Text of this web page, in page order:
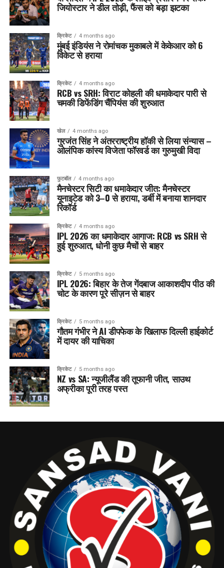
जियोस्टार ने डील तोड़ी, फैंस को बड़ा झटका
क्रिकेट 4 months ago
मुंबई इंडियंस ने रोमांचक मुकाबले में केकेआर को 6
विकेट से हराया
क्रिकेट 4 months ago
RCB vs SRH: विराट कोहली की धमाकेदार पारी से
चमकी डिफेंडिंग चैंपियंस की शुरुआत
खेल 4 months ago
गुरजंत सिंह ने अंतरराष्ट्रीय हॉकी से लिया संन्यास –
ओलंपिक कांस्य विजेता फॉरवर्ड का गुरुमुखी विदा
फुटबॉल 4 months ago
मैनचेस्टर सिटी का धमाकेदार जीत: मैनचेस्टर
यूनाइटेड को 3–0 से हराया, डर्बी में बनाया शानदार
रिकॉर्ड
क्रिकेट 4 months ago
IPL 2026 का धमाकेदार आगाज: RCB vs SRH से
हुई शुरुआत, धोनी कुछ मैचों से बाहर
क्रिकेट 5 months ago
IPL 2026: बिहार के तेज गेंदबाज आकाशदीप पीठ की
चोट के कारण पूरे सीज़न से बाहर
क्रिकेट 5 months ago
गौतम गंभीर ने AI डीपफेक के खिलाफ दिल्ली हाईकोर्ट
में दायर की याचिका
क्रिकेट 5 months ago
NZ vs SA: न्यूजीलैंड की तूफानी जीत, साउथ
अफ्रीका पूरी तरह पस्त